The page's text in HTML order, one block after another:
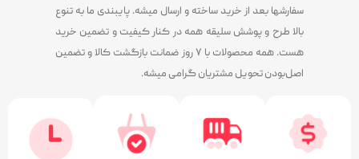
سفارشها بعد از خرید ساخته و ارسال میشه. پایبندی ما به تنوع
بالا طرح و پوشش سلیقه همه در کنار کیفیت و تضمین خرید
هست. همه محصولات با ۷ روز ضمانت بازگشت کالا و تضمین
اصل‌بودن تحویل مشتریان گرامی میشه.